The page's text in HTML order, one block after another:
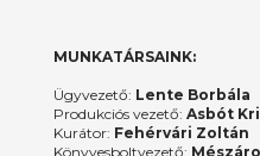
MUNKATÁRSAINK:
Ügyvezető: Lente Borbála
Produkciós vezető: Asbót
Kurátor: Fehérvári Zoltán
Könyvesboltvezető: